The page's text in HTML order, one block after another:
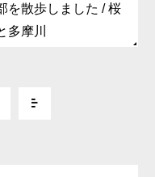
を散歩しました / 桜
多摩川